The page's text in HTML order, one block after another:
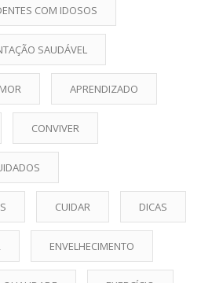
COM IDOSOS
SAUDÁVEL
APRENDIZADO
CONVIVER
CUIDAR DICAS
ENVELHECIMENTO